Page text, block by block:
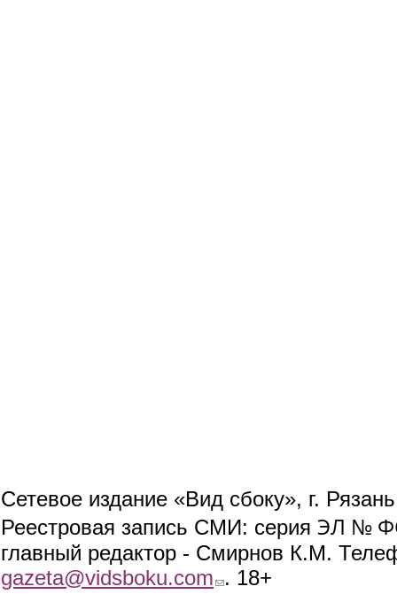
Сетевое издание «Вид сбоку», г.
Реестровая запись СМИ: серия ЭЛ №
главный редактор - Смирнов К.М.
gazeta@vidsboku.com (link sends e-mail)
. 18+